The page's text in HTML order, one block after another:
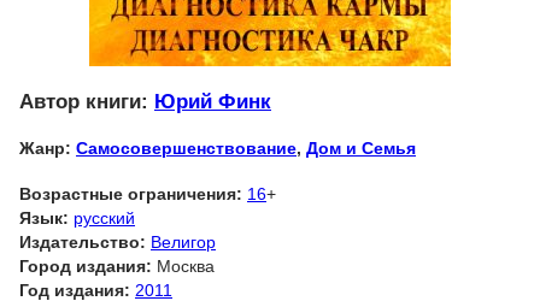
Автор книги: Юрий Финк
Жанр: Самосовершенствование, Дом и Семья
Возрастные ограничения: 16+
Язык: русский
Издательство: Велигор
Город издания: Москва
Год издания: 2011